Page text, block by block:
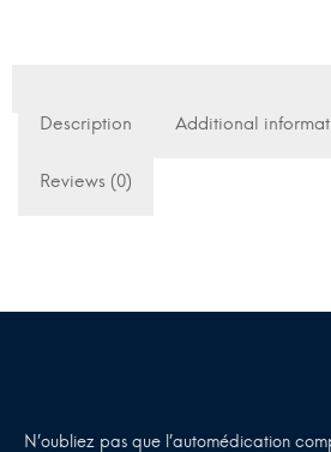
Description Additional
Reviews (0)
N’oubliez pas que l’automédication